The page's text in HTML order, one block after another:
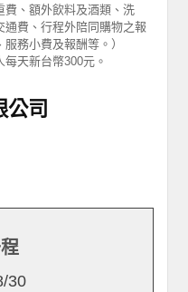
費、額外飲料及酒類、洗
費、行程外陪同購物之報
務小費及報酬等。）
天新台幣300元。
公司
30